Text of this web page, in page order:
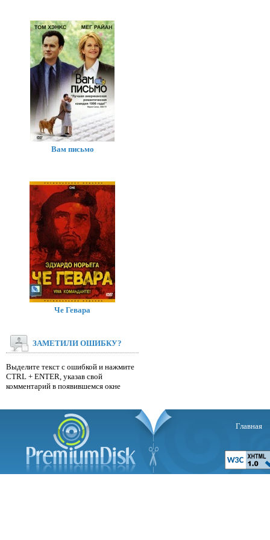
Вам письмо
Че Гевара
ЗАМЕТИЛИ ОШИБКУ?
Выделите текст с ошибкой и нажмите
CTRL + ENTER, указав свой
комментарий в появившемся окне
Главная